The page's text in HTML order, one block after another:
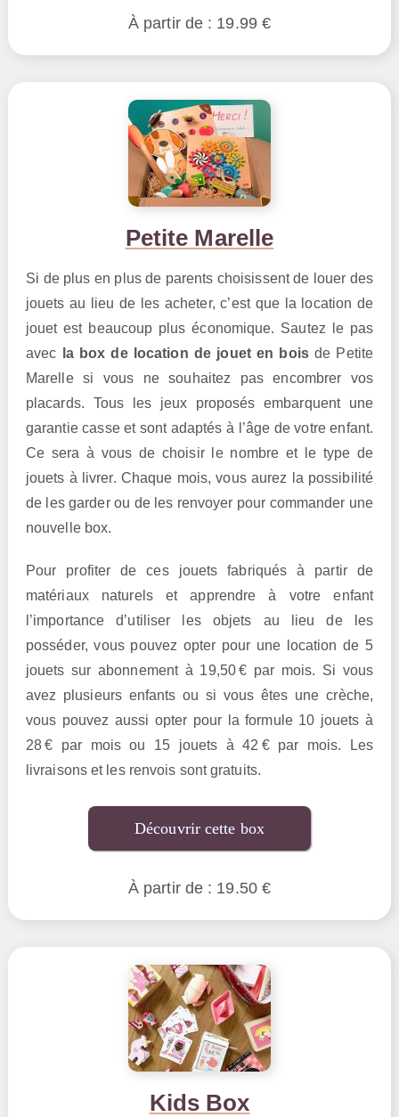
À partir de : 19.99 €
Petite Marelle
Si de plus en plus de parents choisissent de louer des
jouets au lieu de les acheter, c’est que la location de
jouet est beaucoup plus économique. Sautez le pas
avec
la box de location de jouet en boisde Petite
Marelle si vous ne souhaitez pas encombrer vos
placards. Tous les jeux proposés embarquent une
garantie casse et sont adaptés à l’âge de votre enfant.
Ce sera à vous de choisir le nombre et le type de
jouets à livrer. Chaque mois, vous aurez la possibilité
de les garder ou de les renvoyer pour commander une
nouvelle box.
Pour profiter de ces jouets fabriqués à partir de
matériaux naturels et apprendre à votre enfant
l’importance d’utiliser les objets au lieu de les
posséder, vous pouvez opter pour une location de 5
jouets sur abonnement à 19,50 € par mois. Si vous
avez plusieurs enfants ou si vous êtes une crèche,
vous pouvez aussi opter pour la formule 10 jouets à
28 € par mois ou 15 jouets à 42 € par mois. Les
livraisons et les renvois sont gratuits.
Découvrir cette box
À partir de : 19.50 €
Kids Box